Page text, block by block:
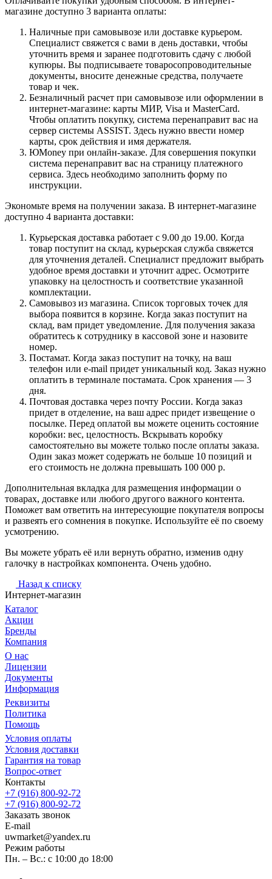
магазине доступно 3 варианта оплаты:
Наличные при самовывозе или доставке курьером.
Специалист свяжется с вами в день доставки, чтобы
уточнить время и заранее подготовить сдачу с любой
купюры. Вы подписываете товаросопроводительные
документы, вносите денежные средства, получаете
товар и чек.
Безналичный расчет при самовывозе или оформлении в
интернет-магазине: карты МИР, Visa и MasterCard.
Чтобы оплатить покупку, система перенаправит вас на
сервер системы ASSIST. Здесь нужно ввести номер
карты, срок действия и имя держателя.
ЮMoney при онлайн-заказе. Для совершения покупки
система перенаправит вас на страницу платежного
сервиса. Здесь необходимо заполнить форму по
инструкции.
Экономьте время на получении заказа. В интернет-магазине
доступно 4 варианта доставки:
Курьерская доставка работает с 9.00 до 19.00. Когда
товар поступит на склад, курьерская служба свяжется
для уточнения деталей. Специалист предложит выбрать
удобное время доставки и уточнит адрес. Осмотрите
упаковку на целостность и соответствие указанной
комплектации.
Самовывоз из магазина. Список торговых точек для
выбора появится в корзине. Когда заказ поступит на
склад, вам придет уведомление. Для получения заказа
обратитесь к сотруднику в кассовой зоне и назовите
номер.
Постамат. Когда заказ поступит на точку, на ваш
телефон или e-mail придет уникальный код. Заказ нужно
оплатить в терминале постамата. Срок хранения — 3
дня.
Почтовая доставка через почту России. Когда заказ
придет в отделение, на ваш адрес придет извещение о
посылке. Перед оплатой вы можете оценить состояние
коробки: вес, целостность. Вскрывать коробку
самостоятельно вы можете только после оплаты заказа.
Один заказ может содержать не больше 10 позиций и
его стоимость не должна превышать 100 000 р.
Дополнительная вкладка для размещения информации о
товарах, доставке или любого другого важного контента.
Поможет вам ответить на интересующие покупателя вопросы
и развеять его сомнения в покупке. Используйте её по своему
усмотрению.
Вы можете убрать её или вернуть обратно, изменив одну
галочку в настройках компонента. Очень удобно.
Назад к списку
Интернет-магазин
Каталог
Акции
Бренды
Компания
О нас
Лицензии
Документы
Информация
Реквизиты
Политика
Помощь
Условия оплаты
Условия доставки
Гарантия на товар
Вопрос-ответ
Контакты
+7 (916) 800-92-72
+7 (916) 800-92-72
Заказать звонок
E-mail
uwmarket@yandex.ru
Режим работы
Пн. – Вс.: с 10:00 до 18:00